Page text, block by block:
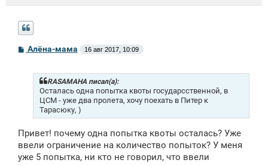
С
о
Алёна-мама 16 авг 2017, 10:09
RASAMAHA писал(а):
Осталась одна попытка квоты государсственной, в
ЦСМ - уже два пролета, хочу поехать в Питер к
Тарасюку, )
Привет! почему одна попытка квоты осталась? Уже
ввели ограничение на количество попыток? У меня
уже 5 попытка, ни кто не говорил, что ввели